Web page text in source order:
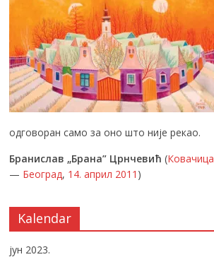
одговоран само за оно што није рекао.
Бранислав „Брана” Црнчевић (Ковачица
— Београд, 14. април 2011 )
Kalendar
јун 2023.